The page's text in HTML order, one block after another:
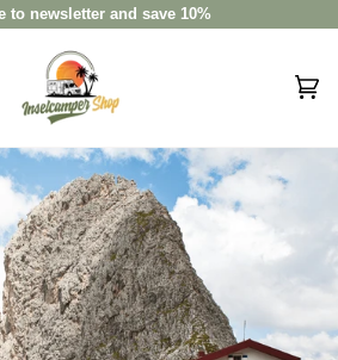
to newsletter and save 10%
(0)